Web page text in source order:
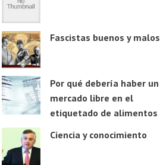
Fascistas buenos y malos
Por qué debería haber un
mercado libre en el
etiquetado de alimentos
Ciencia y conocimiento